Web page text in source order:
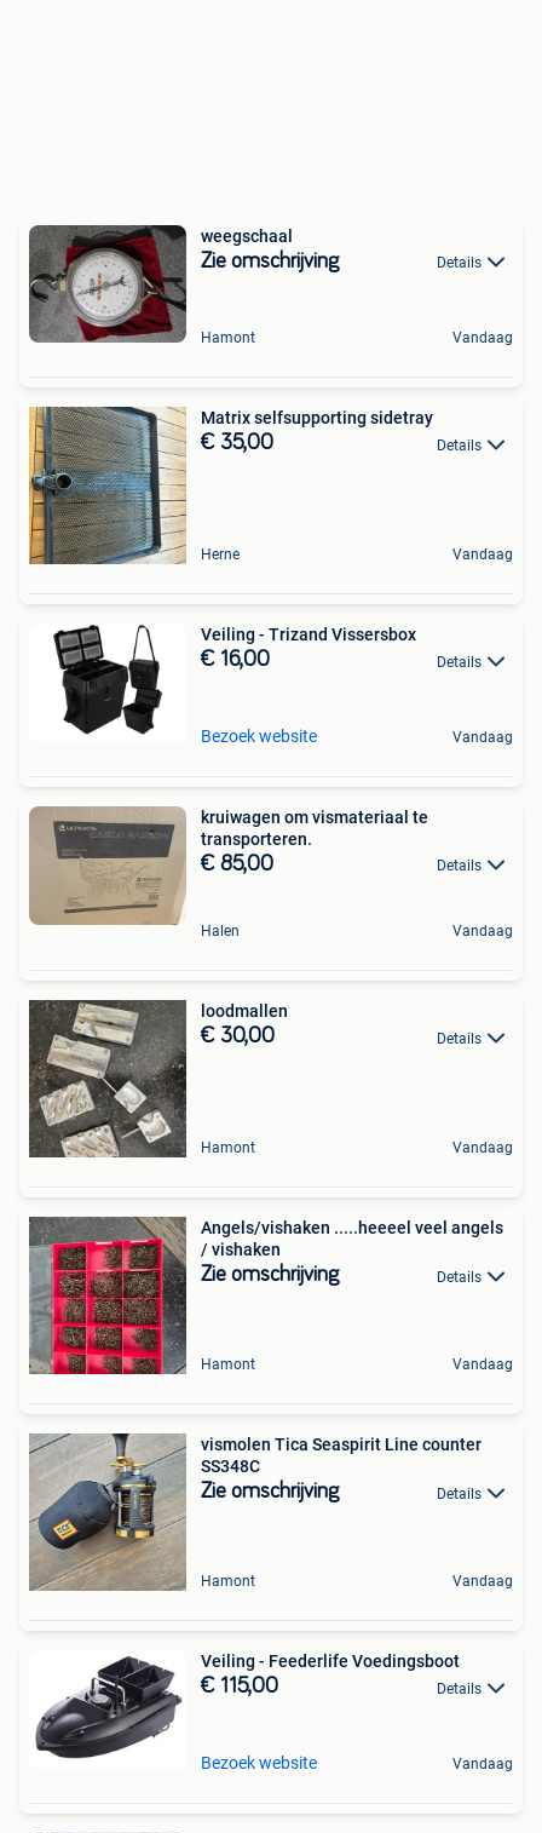
weegschaal
Zie omschrijving Details
Hamont Vandaag
Matrix selfsupporting sidetray
€ 35,00 Details
Herne Vandaag
Veiling - Trizand Vissersbox
€ 16,00 Details
Bezoek website Vandaag
kruiwagen om vismateriaal te
transporteren.
€ 85,00 Details
Halen Vandaag
loodmallen
€ 30,00 Details
Hamont Vandaag
Angels/vishaken .....heeeel veel angels
/ vishaken
Zie omschrijving Details
Hamont Vandaag
vismolen Tica Seaspirit Line counter
SS348C
Zie omschrijving Details
Hamont Vandaag
Veiling - Feederlife Voedingsboot
€ 115,00 Details
Bezoek website Vandaag